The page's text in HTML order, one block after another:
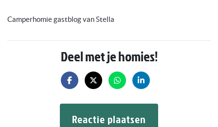
Camperhomie gastblog van Stella
Deel met je homies!
Reactie plaatsen